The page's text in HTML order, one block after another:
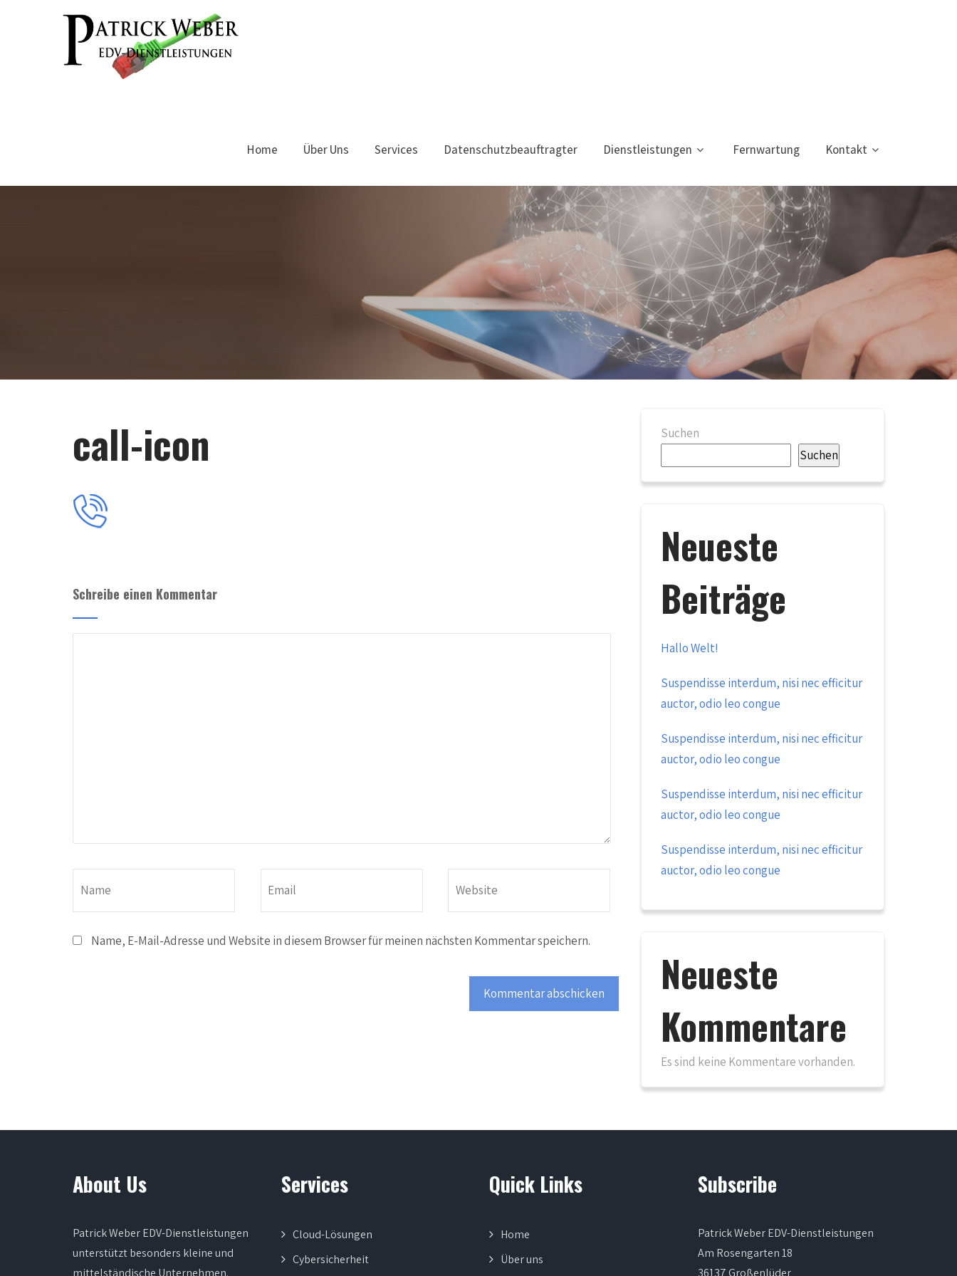
Home Über Uns Services Datenschutzbeauftragter Dienstleistungen Fernwartung Kontakt
call-icon
Schreibe einen Kommentar
Name, E-Mail-Adresse und Website in diesem Browser für meinen nächsten Kommentar speichern.
Suchen
Suchen
Neueste
Beiträge
Hallo Welt!
Suspendisse interdum, nisi nec efficitur
auctor, odio leo congue
Suspendisse interdum, nisi nec efficitur
auctor, odio leo congue
Suspendisse interdum, nisi nec efficitur
auctor, odio leo congue
Suspendisse interdum, nisi nec efficitur
auctor, odio leo congue
Neueste
Kommentare
Es sind keine Kommentare vorhanden.
About Us
Patrick Weber EDV-Dienstleistungen
unterstützt besonders kleine und
mittelständische Unternehmen.
Services
Cloud-Lösungen
Cybersicherheit
Quick Links
Home
Über uns
Subscribe
Patrick Weber EDV-Dienstleistungen
Am Rosengarten 18
36137 Großenlüder